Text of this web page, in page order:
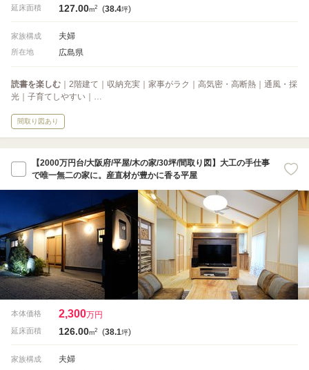
延床面積 127.00m2 (38.4坪)
家族構成 夫婦
所在地 広島県
読書を楽しむ ｜2階建て｜収納充実｜家事がラク｜高気密・高断熱｜通風・採
光｜子育てしやすい｜…
間取り図あり
【2000万円台/大阪府/平屋/木の家/30坪/間取り図】大工の手仕事
で唯一無二の家に。産直材が豊かに香る平屋
本体価格 2,300万円
延床面積 126.00m2 (38.1坪)
家族構成 夫婦